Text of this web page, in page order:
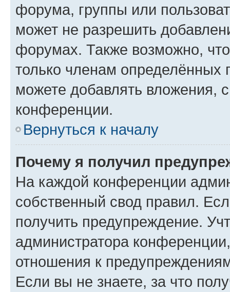
форума, группы или
может не разрешить
форумах. Также возможно,
только членам определённых
можете добавлять вложения,
конференции.
Вернуться к началу
Почему я получил
На каждой конференции
собственный свод правил.
получить предупреждение.
администратора
отношения к
Если вы не знаете, за что